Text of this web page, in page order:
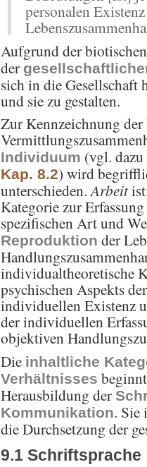
personalen
Aufgrund der
der
sich in die
und sie zu gestalten.
Zur Kennzeichnung der
Individuum (vgl.
Kap. 8.2) wird
unterschieden.Arbeitist
Kategorie zur
spezifischen Art und
Reproduktion der
individualtheoretische
psychischen Aspekts
individuellen Existenz
der individuellen
objektiven
Die inhaltliche
Verhältnisses
Herausbildung der
Kommunikation. Sie
die Durchsetzung der
9.1 Schriftsprache